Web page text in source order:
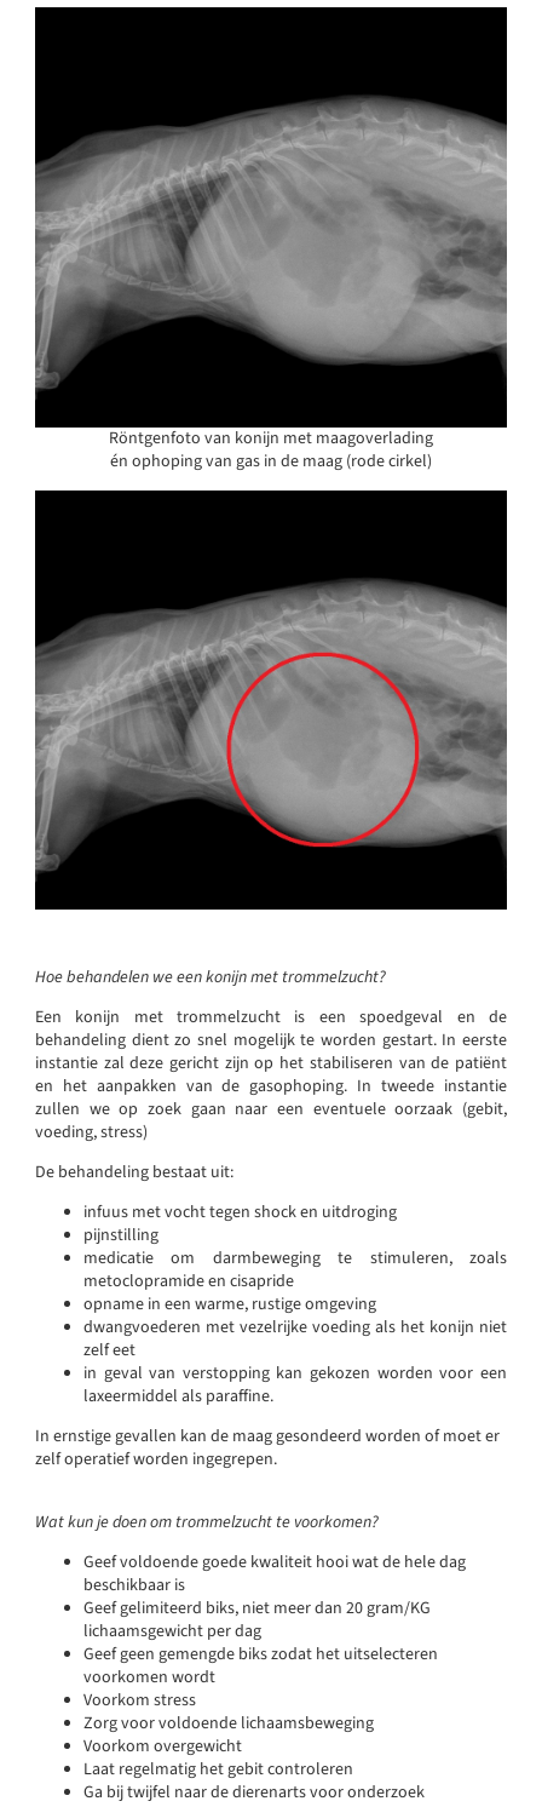
Röntgenfoto van konijn met maagoverlading
én ophoping van gas in de maag (rode cirkel)
Hoe behandelen we een konijn met trommelzucht?
Een konijn met trommelzucht is een spoedgeval en de
behandeling dient zo snel mogelijk te worden gestart. In eerste
instantie zal deze gericht zijn op het stabiliseren van de patiënt
en het aanpakken van de gasophoping. In tweede instantie
zullen we op zoek gaan naar een eventuele oorzaak (gebit,
voeding, stress)
De behandeling bestaat uit:
infuus met vocht tegen shock en uitdroging
pijnstilling
medicatie om darmbeweging te stimuleren, zoals
metoclopramide en cisapride
opname in een warme, rustige omgeving
dwangvoederen met vezelrijke voeding als het konijn niet
zelf eet
in geval van verstopping kan gekozen worden voor een
laxeermiddel als paraffine.
In ernstige gevallen kan de maag gesondeerd worden of moet er
zelf operatief worden ingegrepen.
Wat kun je doen om trommelzucht te voorkomen?
Geef voldoende goede kwaliteit hooi wat de hele dag
beschikbaar is
Geef gelimiteerd biks, niet meer dan 20 gram/KG
lichaamsgewicht per dag
Geef geen gemengde biks zodat het uitselecteren
voorkomen wordt
Voorkom stress
Zorg voor voldoende lichaamsbeweging
Voorkom overgewicht
Laat regelmatig het gebit controleren
Ga bij twijfel naar de dierenarts voor onderzoek